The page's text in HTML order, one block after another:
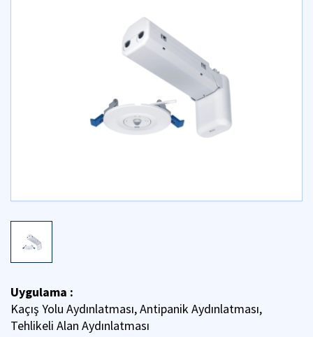
Uygulama :
Kaçış Yolu Aydınlatması, Antipanik Aydınlatması,
Tehlikeli Alan Aydınlatması